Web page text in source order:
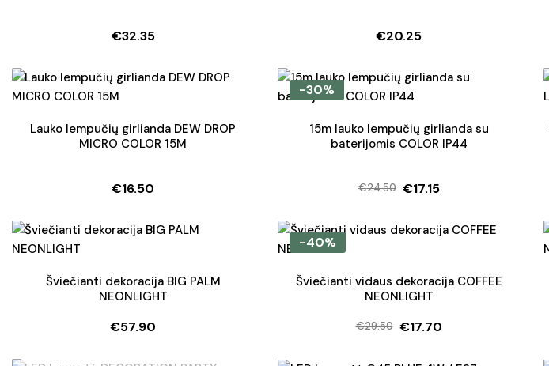
€32.35 €20.25
Lauko lempučių girlianda DEW DROP
MICRO COLOR 15M
€16.50
-30%
15m lauko lempučių girlianda su
baterijomis COLOR IP44
€24.50
Original
was:
€17.15
Current
is:
Šviečianti dekoracija BIG PALM
NEONLIGHT
€57.90
-40%
Šviečianti vidaus dekoracija COFFEE
NEONLIGHT
€29.50
Original
€17.70
Current